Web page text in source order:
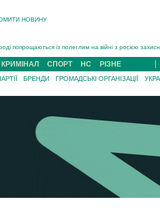
НОВИНУ
районного ТЦК на Закарпатті судитимуть за
5 серпня попрощаються із захисником Богданом
загибель захисника із Нанкова на Хустщині
з рф поліг військовий з Виноградова Ігнат
внаслідок ДТП за участі трьох авто
районного ТЦК на Закарпатті судитимуть за
КРИМІНАЛ СПОРТ НС РІЗНЕ
БРЕНДИ ГРОМАДСЬКІ ОРГАНІЗАЦІЇ